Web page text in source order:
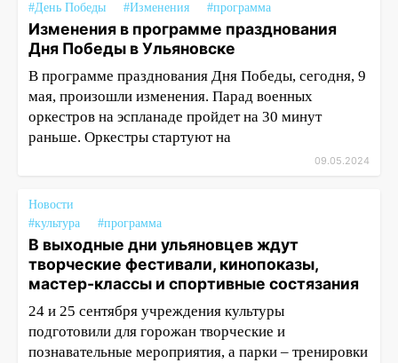
#День Победы
#Изменения #программа
Изменения в программе празднования
Дня Победы в Ульяновске
В программе празднования Дня Победы, сегодня, 9
мая, произошли изменения. Парад военных
оркестров на эспланаде пройдет на 30 минут
раньше. Оркестры стартуют на
09.05.2024
Новости
#культура
#программа
В выходные дни ульяновцев ждут
творческие фестивали, кинопоказы,
мастер-классы и спортивные состязания
24 и 25 сентября учреждения культуры
подготовили для горожан творческие и
познавательные мероприятия, а парки – тренировки